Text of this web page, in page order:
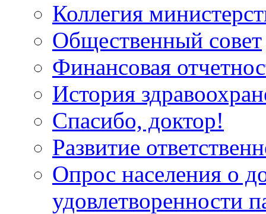
Коллегия
Общественный совет
Финансовая
История
Спасибо, доктор!
Развитие
Опрос населения о
удовлетворенности